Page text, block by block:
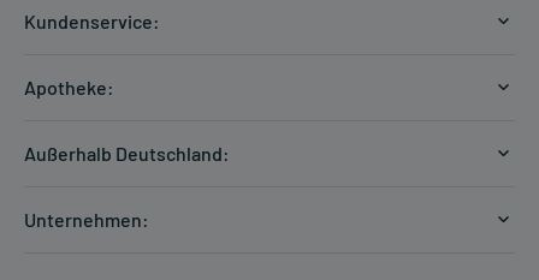
Kundenservice:
Hilfe
Apotheke:
Außerhalb Deutschland:
Unternehmen: